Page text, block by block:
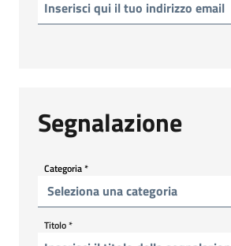
Segnalazione
Categoria*
Titolo*